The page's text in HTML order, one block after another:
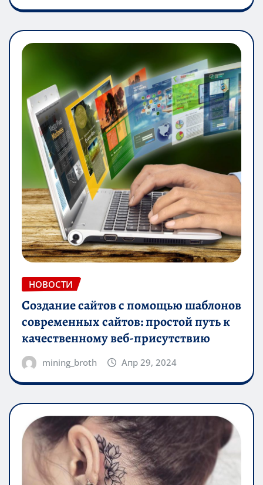
НОВОСТИ
Создание сайтов с помощью шаблонов
современных сайтов: простой путь к
качественному веб-присутствию
mining_broth Апр 29, 2024